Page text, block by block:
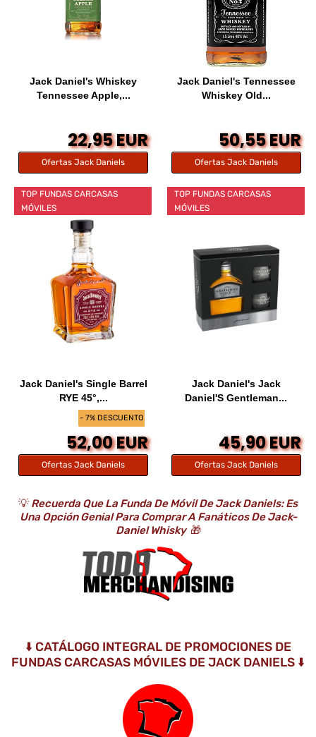
Jack Daniel's Whiskey
Tennessee Apple,...
22,95 EUR
Ofertas Jack Daniels
Jack Daniel's Tennessee
Whiskey Old...
50,55 EUR
Ofertas Jack Daniels
- 7% DESCUENTO
TOP FUNDAS CARCASAS
MÓVILES
Jack Daniel's Single Barrel
RYE 45°,...
52,00 EUR
Ofertas Jack Daniels
TOP FUNDAS CARCASAS
MÓVILES
Jack Daniel's Jack
Daniel'S Gentleman...
45,90 EUR
Ofertas Jack Daniels
💡 Recuerda Que La Funda De Móvil De Jack Daniels: Es
Una Opción Genial Para Comprar A Fanáticos De Jack-
Daniel Whisky 🎁
⬇️ CATÁLOGO INTEGRAL DE PROMOCIONES DE
FUNDAS CARCASAS MÓVILES DE JACK DANIELS ⬇️